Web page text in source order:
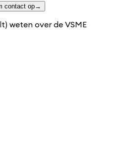
contact op→
weten over de VSME